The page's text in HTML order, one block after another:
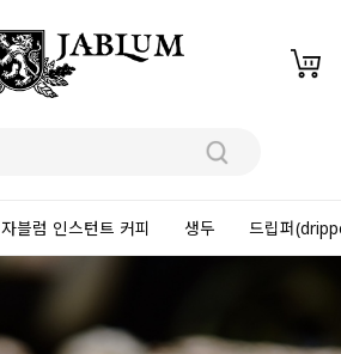
자블럼 인스턴트 커피 생두 드립퍼